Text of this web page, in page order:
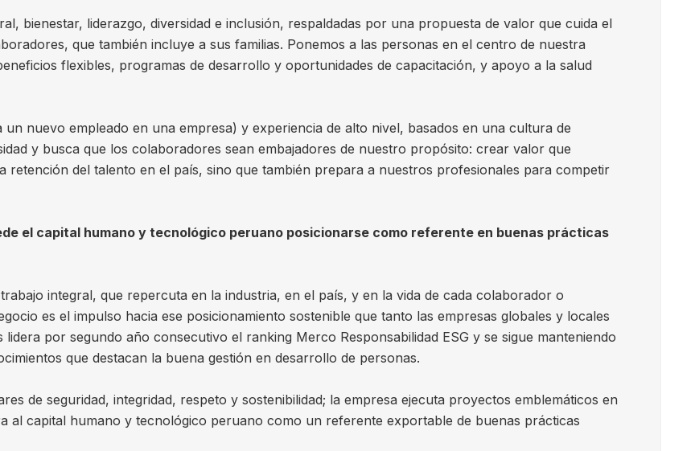
bienestar, liderazgo, diversidad e inclusión, respaldadas por una propuesta de valor que cuida el
que también incluye a sus familias. Ponemos a las personas en el centro de nuestra
flexibles, programas de desarrollo y oportunidades de capacitación, y apoyo a la salud
un nuevo empleado en una empresa) y experiencia de alto nivel, basados en una cultura de
y busca que los colaboradores sean embajadores de nuestro propósito: crear valor que
retención del talento en el país, sino que también prepara a nuestros profesionales para competir
el capital humano y tecnológico peruano posicionarse como referente en buenas prácticas
integral, que repercuta en la industria, en el país, y en la vida de cada colaborador o
es el impulso hacia ese posicionamiento sostenible que tanto las empresas globales y locales
por segundo año consecutivo el ranking Merco Responsabilidad ESG y se sigue manteniendo
que destacan la buena gestión en desarrollo de personas.
de seguridad, integridad, respeto y sostenibilidad; la empresa ejecuta proyectos emblemáticos en
al capital humano y tecnológico peruano como un referente exportable de buenas prácticas